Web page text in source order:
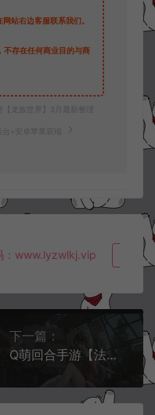
站右边客服联系我们。
不存在任何商业目的与商
【龙族世界】3月最新整理
+安卓苹果双端
：www.lyzwlkj.vip 复
下一篇：
Q萌回合手游【法兰城的回忆】3月最新整理Win一键即玩服务端+任务奖励修改+安卓